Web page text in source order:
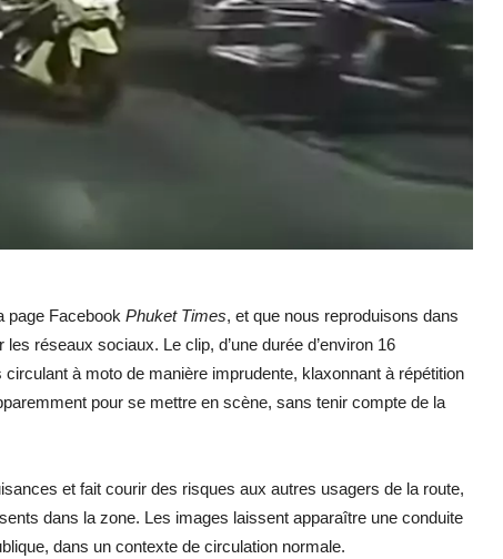
page Facebook Phuket Times, et que nous reproduisons dans
réseaux sociaux. Le clip, d’une durée d’environ 16
à moto de manière imprudente, klaxonnant à répétition
pour se mettre en scène, sans tenir compte de la
et fait courir des risques aux autres usagers de la route,
dans la zone. Les images laissent apparaître une conduite
dans un contexte de circulation normale.